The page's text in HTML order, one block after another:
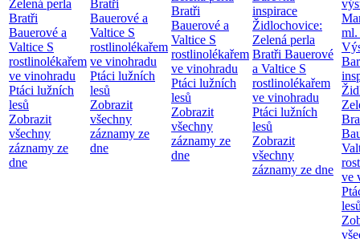
Zelená perla
Bratři
Bauerové a
Valtice S
rostlinolékařem
ve vinohradu
Ptáci lužních
lesů
Zobrazit
všechny
záznamy ze
dne
Bratři
Bauerové a
Valtice S
rostlinolékařem
ve vinohradu
Ptáci lužních
lesů
Zobrazit
všechny
záznamy ze
dne
Bratři
Bauerové a
Valtice S
rostlinolékařem
ve vinohradu
Ptáci lužních
lesů
Zobrazit
všechny
záznamy ze
dne
inspirace
Židlochovice:
Zelená perla
Bratři Bauerové
a Valtice S
rostlinolékařem
ve vinohradu
Ptáci lužních
lesů
Zobrazit
všechny
záznamy ze dne
ml.
ve